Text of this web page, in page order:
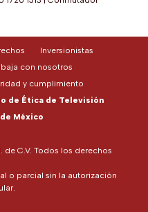
de C.V. Todos los derechos
o parcial sin la autorización
Inversionistas
con nosotros
y cumplimiento
de Ética de Televisión
México